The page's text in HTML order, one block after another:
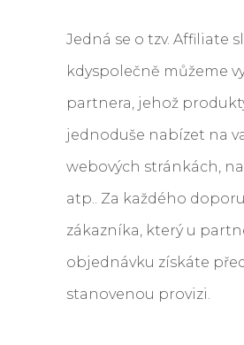
Jedná se o tzv. Affiliate
kdyspolečně můžeme
partnera, jehož
jednoduše nabízet na
webových stránkách,
atp.. Za každého
zákazníka, který u
objednávku získáte
stanovenou provizi.